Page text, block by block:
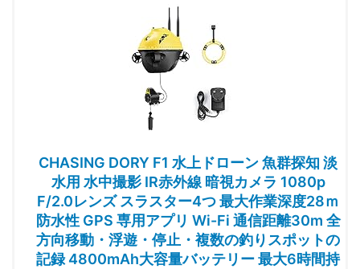
CHASING DORY F1 水上ドローン 魚群探知 淡
水用 水中撮影 IR赤外線 暗視カメラ 1080p
F/2.0レンズ スラスター4つ 最大作業深度28ｍ
防水性 GPS 専用アプリ Wi-Fi 通信距離30m 全
方向移動・浮遊・停止・複数の釣りスポットの
記録 4800mAh大容量バッテリー 最大6時間持